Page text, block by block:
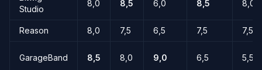
Studio
8,0 8,5 6,0 8,5 8,0
Reason 8,0 7,5 6,5 7,5 7,5
GarageBand 8,5 8,0 9,0 6,5 5,5